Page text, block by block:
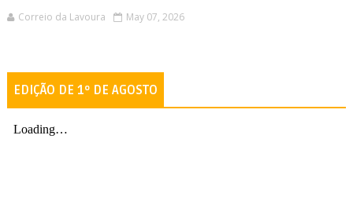
Correio da Lavoura May 07, 2026
EDIÇÃO DE 1º DE AGOSTO